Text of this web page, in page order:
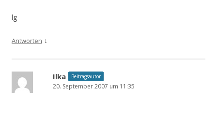
lg
Antworten ↓
Ilka Beitragsautor
20. September 2007 um 11:35